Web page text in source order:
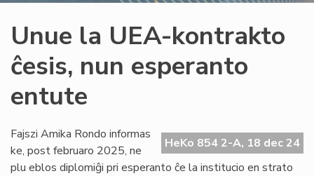
Unue la UEA-kontrakto
ĉesis, nun esperanto
entute
HeKo 854 2-A, 18 dec 24
Fajszi Amika Rondo informas
ke, post februaro 2025, ne
plu eblos diplomiĝi pri esperanto ĉe la institucio en strato